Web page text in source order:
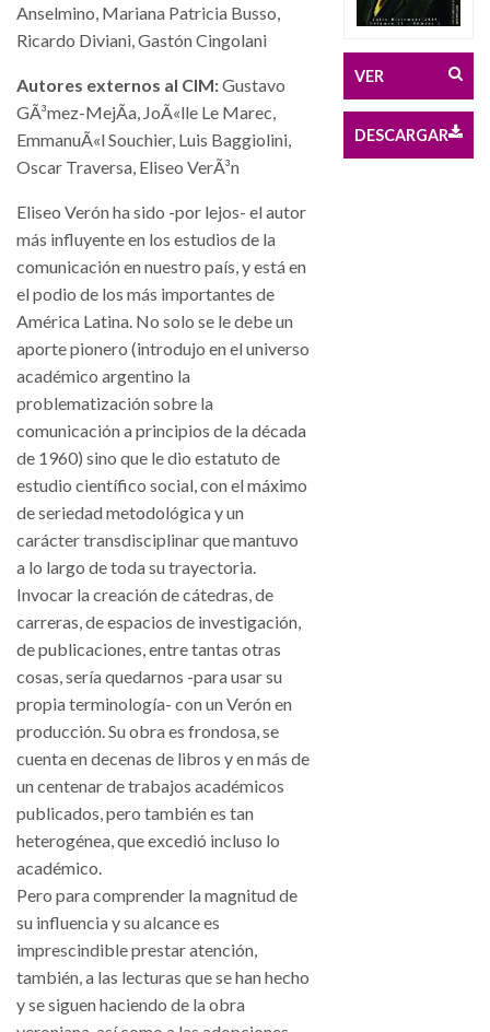
Anselmino, Mariana Patricia Busso,
Ricardo Diviani, Gastón Cingolani
Autores externos al CIM:Gustavo
GÃ³mez-MejÃ­a, JoÃ«lle Le Marec,
EmmanuÃ«l Souchier, Luis Baggiolini,
Oscar Traversa, Eliseo VerÃ³n
Eliseo Verón ha sido -por lejos- el autor
más influyente en los estudios de la
comunicación en nuestro país, y está en
el podio de los más importantes de
América Latina. No solo se le debe un
aporte pionero (introdujo en el universo
académico argentino la
problematización sobre la
comunicación a principios de la década
de 1960) sino que le dio estatuto de
estudio científico social, con el máximo
de seriedad metodológica y un
carácter transdisciplinar que mantuvo
a lo largo de toda su trayectoria.
Invocar la creación de cátedras, de
carreras, de espacios de investigación,
de publicaciones, entre tantas otras
cosas, sería quedarnos -para usar su
propia terminología- con un Verón en
producción. Su obra es frondosa, se
cuenta en decenas de libros y en más de
un centenar de trabajos académicos
publicados, pero también es tan
heterogénea, que excedió incluso lo
académico.
Pero para comprender la magnitud de
su influencia y su alcance es
imprescindible prestar atención,
también, a las lecturas que se han hecho
y se siguen haciendo de la obra
VER
DESCARGAR